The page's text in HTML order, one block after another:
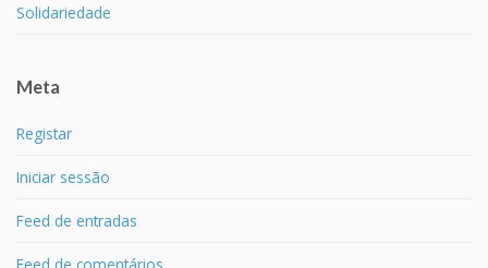
Solidariedade
Meta
Registar
Iniciar sessão
Feed de entradas
Feed de comentários